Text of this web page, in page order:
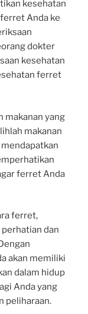
kesehatan
Anda ke
dokter
kesehatan
ferret
makanan yang
makanan
ferret Anda
ferret,
dan
akan memiliki
dalam hidup
Anda yang
peliharaan.